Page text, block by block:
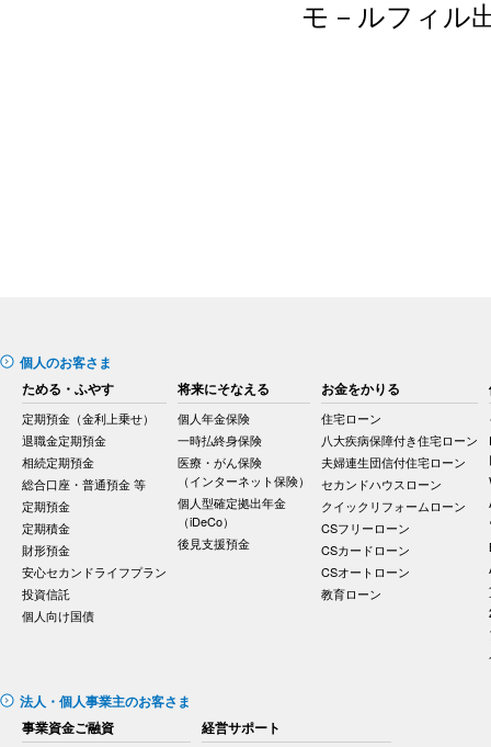
モ－ルフィル
個人のお客さま
ためる・ふやす
定期預金（金利上乗せ）
退職金定期預金
相続定期預金
総合口座・普通預金 等
定期預金
定期積金
財形預金
安心セカンドライフプラン
投資信託
個人向け国債
将来にそなえる
個人年金保険
一時払終身保険
医療・がん保険
（インターネット保険）
個人型確定拠出年金
（iDeCo）
後見支援預金
お金をかりる
住宅ローン
八大疾病保障付き住宅ローン
夫婦連生団信付住宅ローン
セカンドハウスローン
クイックリフォームローン
CSフリーローン
CSカードローン
CSオートローン
教育ローン
法人・個人事業主のお客さま
事業資金ご融資
経営サポート